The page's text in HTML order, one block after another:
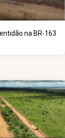
na BR-163